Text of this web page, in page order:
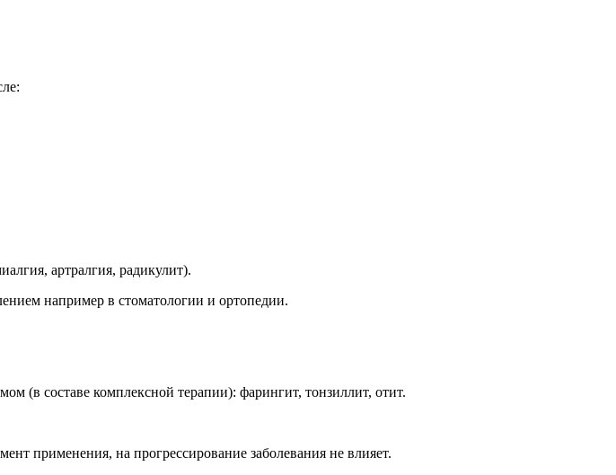
артралгия, радикулит).
например в стоматологии и ортопедии.
составе комплексной терапии): фарингит, тонзиллит, отит.
применения, на прогрессирование заболевания не влияет.